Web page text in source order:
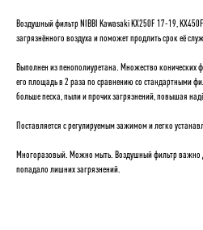
Воздушный фильтр NIBBI Kawasaki KX250F 17-19,
загрязнённого воздуха и поможет продлить срок её
Выполнен из пенополиуретана. Множество конических
его площадь в 2 раза по сравнению со стандартными
больше песка, пыли и прочих загрязнений, повышая
Поставляется с регулируемым зажимом и легко
Многоразовый. Можно мыть. Воздушный фильтр важно
попадало лишних загрязнений.